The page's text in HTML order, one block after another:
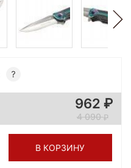
962
4 090
В КОРЗИНУ